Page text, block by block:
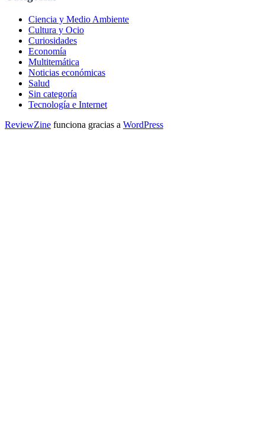
Ciencia y Medio Ambiente
Cultura y Ocio
Curiosidades
Economía
Multitemática
Noticias económicas
Salud
Sin categoría
Tecnología e Internet
ReviewZine funciona gracias a WordPress